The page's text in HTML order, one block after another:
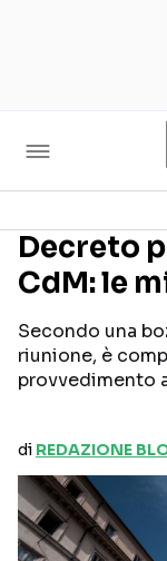
Decreto
CdM: le
Secondo una
riunione, è
provvedimento
di REDAZIONE